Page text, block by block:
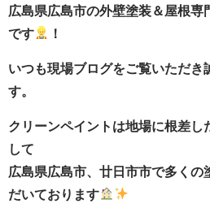
広島県広島市の外壁塗装＆屋根専
です
！
いつも現場ブログをご覧いただき
す。
クリーンペイントは地場に根差し
して
広島県広島市、廿日市市で多くの
だいております